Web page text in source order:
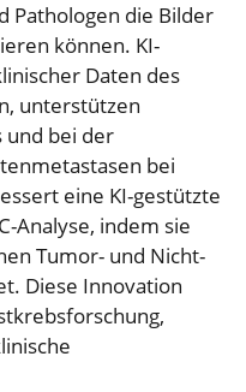
Pathologen die Bilder
können. KI-
Daten des
unterstützen
und bei der
bei
eine KI-gestützte
Analyse, indem sie
Tumor- und Nicht-
Diese Innovation